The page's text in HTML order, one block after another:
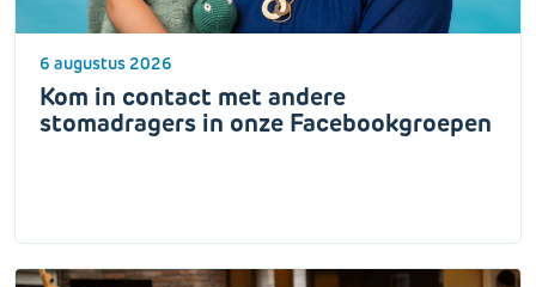
6 augustus 2026
Kom in contact met andere
stomadragers in onze Facebookgroepen